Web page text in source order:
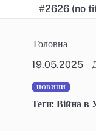
to
#2626 (no
Головна
19.05.2025
НОВИНИ
Теги: Війна в